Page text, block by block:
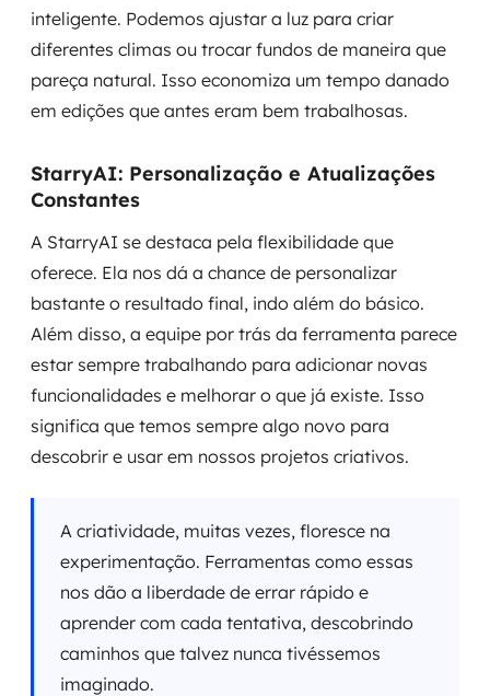
inteligente. Podemos ajustar a luz para criar
diferentes climas ou trocar fundos de maneira que
pareça natural. Isso economiza um tempo danado
em edições que antes eram bem trabalhosas.
StarryAI: Personalização e Atualizações
Constantes
A StarryAI se destaca pela flexibilidade que
oferece. Ela nos dá a chance de personalizar
bastante o resultado final, indo além do básico.
Além disso, a equipe por trás da ferramenta parece
estar sempre trabalhando para adicionar novas
funcionalidades e melhorar o que já existe. Isso
significa que temos sempre algo novo para
descobrir e usar em nossos projetos criativos.
A criatividade, muitas vezes, floresce na
experimentação. Ferramentas como essas
nos dão a liberdade de errar rápido e
aprender com cada tentativa, descobrindo
caminhos que talvez nunca tivéssemos
imaginado.